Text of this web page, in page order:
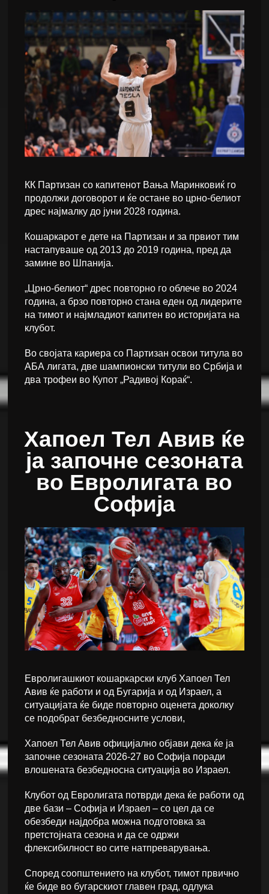
КК Партизан со капитенот Вања Маринковиќ го
продолжи договорот и ќе остане во црно-белиот
дрес најмалку до јуни 2028 година.
Кошаркарот е дете на Партизан и за првиот тим
настапуваше од 2013 до 2019 година, пред да
замине во Шпанија.
„Црно-белиот“ дрес повторно го облече во 2024
година, а брзо повторно стана еден од лидерите
на тимот и најмладиот капитен во историјата на
клубот.
Во својата кариера со Партизан освои титула во
АБА лигата, две шампионски титули во Србија и
два трофеи во Купот „Радивој Кораќ“.
Хапоел Тел Авив ќе
ја започне сезоната
во Евролигата во
Софија
Евролигашкиот кошаркарски клуб Хапоел Тел
Авив ќе работи и од Бугарија и од Израел, а
ситуацијата ќе биде повторно оценета доколку
се подобрат безбедносните услови,
Хапоел Тел Авив официјално објави дека ќе ја
започне сезоната 2026-27 во Софија поради
влошената безбедносна ситуација во Израел.
Клубот од Евролигата потврди дека ќе работи од
две бази – Софија и Израел – со цел да се
обезбеди најдобра можна подготовка за
претстојната сезона и да се одржи
флексибилност во сите натпреварувања.
Според соопштението на клубот, тимот првично
ќе биде во бугарскиот главен град, одлука